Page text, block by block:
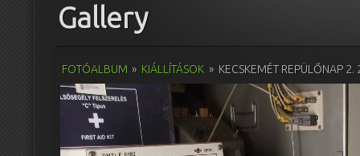
Gallery
FOTÓALBUM » KIÁLLÍTÁSOK » KECSKEMÉT REPÜLŐNAP 2.